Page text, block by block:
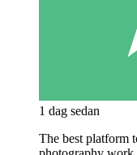
1 dag sedan
The best platform